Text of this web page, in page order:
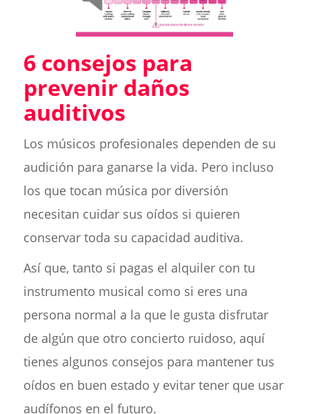
6 consejos para
prevenir daños
auditivos
Los músicos profesionales dependen de su
audición para ganarse la vida. Pero incluso
los que tocan música por diversión
necesitan cuidar sus oídos si quieren
conservar toda su capacidad auditiva.
Así que, tanto si pagas el alquiler con tu
instrumento musical como si eres una
persona normal a la que le gusta disfrutar
de algún que otro concierto ruidoso, aquí
tienes algunos consejos para mantener tus
oídos en buen estado y evitar tener que usar
audífonos en el futuro.